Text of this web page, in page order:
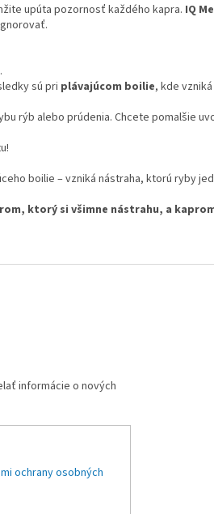
upúta pozornosť každého kapra. IQ
sú pri plávajúcom boilie, kde
rýb alebo prúdenia. Chcete pomalšie
boilie – vzniká nástraha, ktorú ryby
ktorý si všimne nástrahu, a
informácie o nových
ochrany osobných